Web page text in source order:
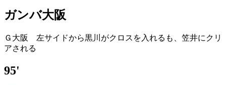
ガンバ大阪
Ｇ大阪 左サイドから黒川がクロスを入れるも、笠井にクリ
アされる
95'